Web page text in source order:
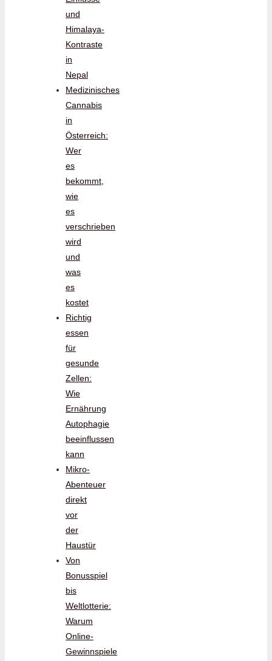
und
Himalaya-
Kontraste
in
Nepal
Medizinisches
Cannabis
in
Österreich:
Wer
es
bekommt,
wie
es
verschrieben
wird
und
was
es
kostet
Richtig
essen
für
gesunde
Zellen:
Wie
Ernährung
Autophagie
beeinflussen
kann
Mikro-
Abenteuer
direkt
vor
der
Haustür
Von
Bonusspiel
bis
Weltlotterie:
Warum
Online-
Gewinnspiele